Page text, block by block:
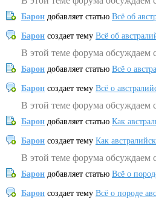
Барон добавляет статью Всё об
Барон создает тему Всё об
В этой теме форума обсуждаем
Барон добавляет статью Всё о
Барон создает тему Всё о
В этой теме форума обсуждаем
Барон добавляет статью Как
Барон создает тему Как
В этой теме форума обсуждаем
Барон добавляет статью Всё о
Барон создает тему Всё о породе